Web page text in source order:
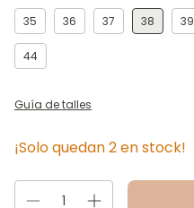
35 36 37 38 39
44
Guía de talles
¡Solo quedan2en stock!